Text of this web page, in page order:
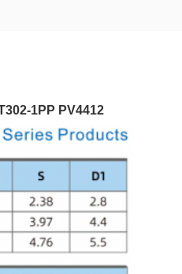
1PP PV4412